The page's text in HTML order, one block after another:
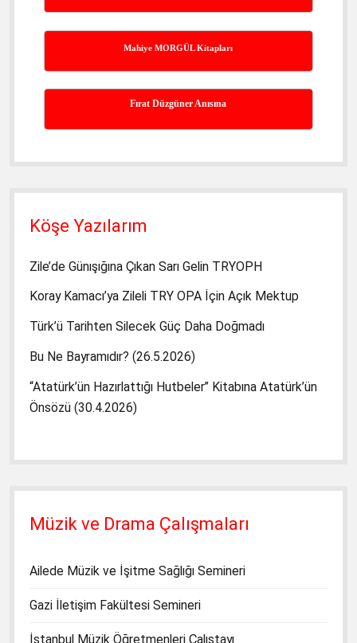
Mahiye MORGÜL Kitapları
Fırat Düzgüner Anısına
Köşe Yazılarım
Zile’de Günışığına Çıkan Sarı Gelin TRYOPH
Koray Kamacı’ya Zileli TRY OPA İçin Açık Mektup
Türk’ü Tarihten Silecek Güç Daha Doğmadı
Bu Ne Bayramıdır? (26.5.2026)
“Atatürk’ün Hazırlattığı Hutbeler” Kitabına Atatürk’ün
Önsözü (30.4.2026)
Müzik ve Drama Çalışmaları
Ailede Müzik ve İşitme Sağlığı Semineri
Gazi İletişim Fakültesi Semineri
İstanbul Müzik Öğretmenleri Çalıştayı